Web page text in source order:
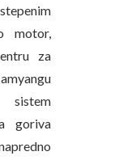
motor,
za
sistem
goriva